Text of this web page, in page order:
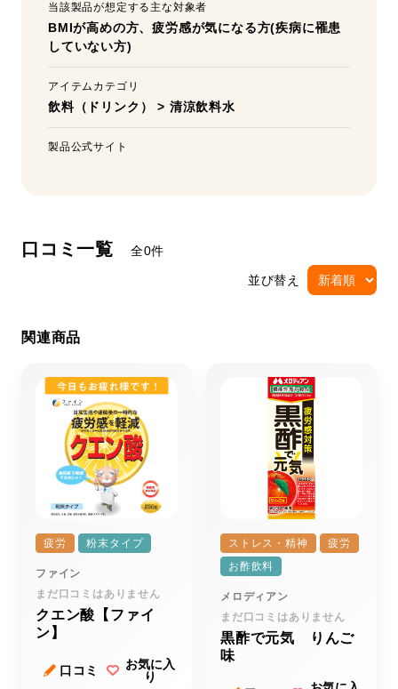
当該製品が想定する主な対象者
BMIが高めの方、疲労感が気になる方(疾病に罹患
していない方)
アイテムカテゴリ
飲料（ドリンク） > 清涼飲料水
製品公式サイト
口コミ一覧 全0件
並び替え
関連商品
疲労 粉末タイプ
ファイン
まだ口コミはありません
クエン酸【ファイ
ン】
口コミ
お気に入
り
ストレス・精神
疲労
お酢飲料
メロディアン
まだ口コミはありません
黒酢で元気 りんご
味